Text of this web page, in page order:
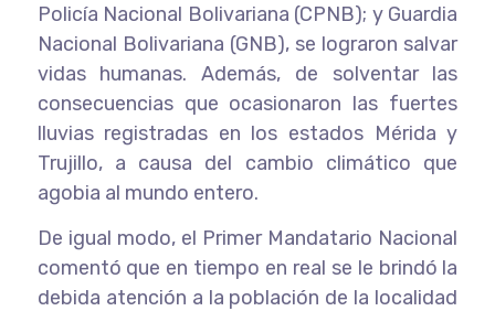
Policía Nacional Bolivariana (CPNB); y Guardia
Nacional Bolivariana (GNB), se lograron salvar
vidas humanas. Además, de solventar las
consecuencias que ocasionaron las fuertes
lluvias registradas en los estados Mérida y
Trujillo, a causa del cambio climático que
agobia al mundo entero.
De igual modo, el Primer Mandatario Nacional
comentó que en tiempo en real se le brindó la
debida atención a la población de la localidad